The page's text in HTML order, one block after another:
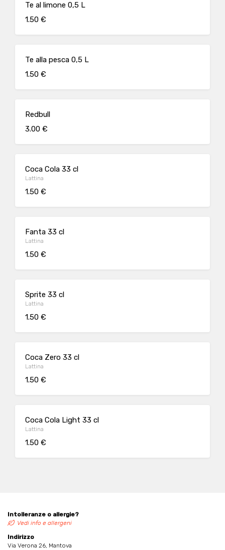
Te al limone 0,5 L
1.50 €
Te alla pesca 0,5 L
1.50 €
Redbull
3.00 €
Coca Cola 33 cl
Lattina
1.50 €
Fanta 33 cl
Lattina
1.50 €
Sprite 33 cl
Lattina
1.50 €
Coca Zero 33 cl
Lattina
1.50 €
Coca Cola Light 33 cl
Lattina
1.50 €
Intolleranze o allergie?
Vedi info e allergeni
Indirizzo
Via Verona 26, Mantova